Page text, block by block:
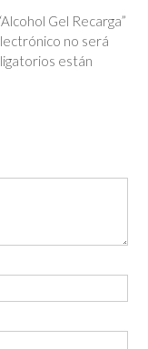
Gel Recarga”
no será
están